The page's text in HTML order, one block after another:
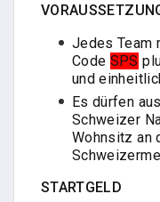
Jedes Team
Code SPS
und
Es dürfen
Schweizer
Wohnsitz an
STARTGELD